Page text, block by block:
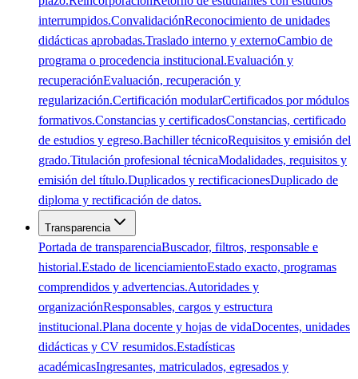
interrumpidos.ConvalidaciónReconocimiento de unidades
didácticas aprobadas.Traslado interno y externoCambio de
programa o procedencia institucional.Evaluación y
recuperaciónEvaluación, recuperación y
regularización.Certificación modularCertificados por módulos
formativos.Constancias y certificadosConstancias, certificado
de estudios y egreso.Bachiller técnicoRequisitos y emisión del
grado.Titulación profesional técnicaModalidades, requisitos y
emisión del título.Duplicados y rectificacionesDuplicado de
diploma y rectificación de datos.
Transparencia
Portada de transparenciaBuscador, filtros, responsable e
historial.Estado de licenciamientoEstado exacto, programas
comprendidos y advertencias.Autoridades y
organizaciónResponsables, cargos y estructura
institucional.Plana docente y hojas de vidaDocentes, unidades
didácticas y CV resumidos.Estadísticas
académicasIngresantes, matriculados, egresados y